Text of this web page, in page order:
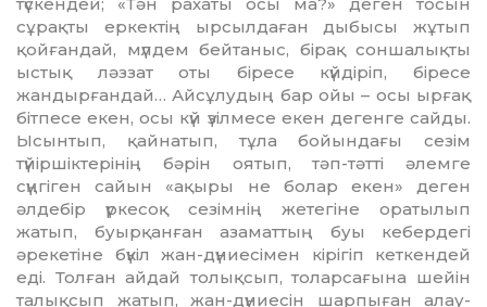
түскендей; «Тән ра­хаты осы ма?» деген тосын
сұрақ­ты еркектің ырсылдаған дыбысы жұтып
қойғандай, мүлдем бей­таныс, бірақ соншалықты
ыс­тық ләззат оты біресе күйдіріп, біресе
жандырғандай… Айсұлудың бар ойы – осы ырғақ
бітпесе екен, осы күй үзілмесе екен дегенге сай­ды.
Ысынтып, қайнатып, тұ­ла бойындағы сезім
түйіршік­те­рінің бәрін оятып, тәп-тәтті әлем­ге
сүңгіген сайын «ақыры не болар екен» деген
әлдебір үр­ке­соқ сезімнің жетегіне ораты­лып
жатып, буырқанған азамат­тың буы кебердегі
әрекетіне бүкіл жан-дүниесімен кірігіп кет­кендей
еді. Толған айдай то­лық­­сып, толарсағына шейін
та­лықсып жатып, жан-дүниесін шарпыған алау-